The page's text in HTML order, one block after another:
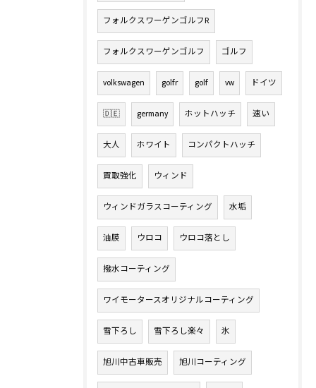
フォルクスワーゲンゴルフR
フォルクスワーゲンゴルフ ゴルフ
volkswagen golfr golf vw ドイツ
🇩🇪 germany ホットハッチ 速い
大人 ホワイト コンパクトハッチ
買取強化 ウィンド
ウィンドガラスコーティング 水垢
油膜 ウロコ ウロコ落とし
撥水コーティング
ワイモータースオリジナルコーティング
雪下ろし 雪下ろし楽々 氷
旭川中古車販売 旭川コーティング